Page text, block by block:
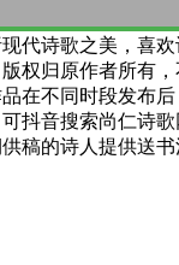
代诗歌之美，喜
权归原作者所有
在不同时段发布
抖音搜索尚仁诗
稿的诗人提供送